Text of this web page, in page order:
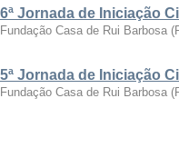
6ª Jornada de Iniciação
Fundação Casa de Rui Barbosa (
5ª Jornada de Iniciação
Fundação Casa de Rui Barbosa (